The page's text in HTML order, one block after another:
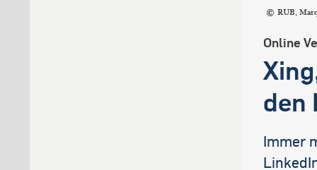
RUB,
Online
den
Immer